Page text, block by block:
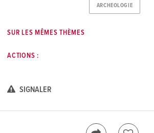
ARCHEOLOGIE
SUR LES MÊMES THÈMES
ACTIONS :
SIGNALER